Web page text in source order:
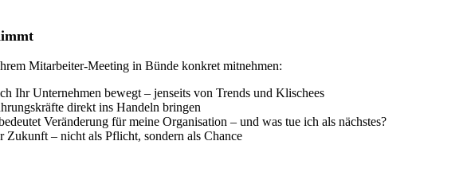
Mitarbeiter-Meeting in Bünde konkret mitnehmen:
Ihr Unternehmen bewegt – jenseits von Trends und Klischees
direkt ins Handeln bringen
Veränderung für meine Organisation – und was tue ich als nächstes?
Zukunft – nicht als Pflicht, sondern als Chance